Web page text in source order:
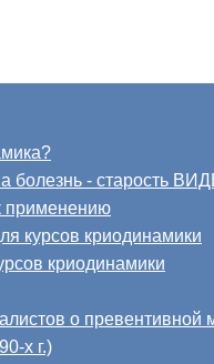
болезнь - старость
применению
курсов криодинамики
криодинамики
о превентивной
х г.)